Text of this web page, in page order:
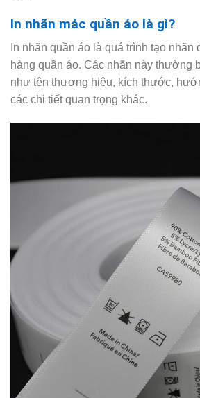
In nhãn mác quần áo là gì?
In nhãn quần áo là quá trình tạo nhãn
hàng quần áo. Các nhãn này thường
như tên thương hiệu, kích thước,
các chi tiết quan trọng khác.